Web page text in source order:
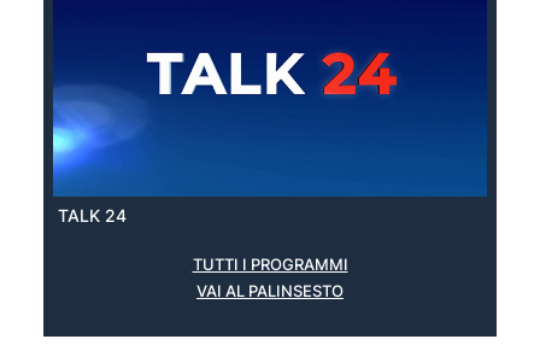
TALK 24
TUTTI I PROGRAMMI
VAI AL PALINSESTO